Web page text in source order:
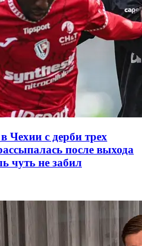
Чехии с дерби трех
после выхода
чуть не забил